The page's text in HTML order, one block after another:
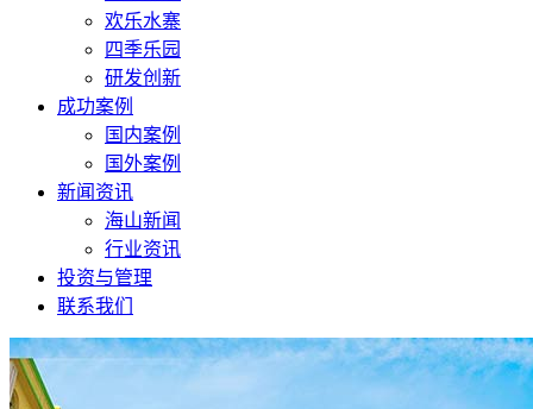
欢乐水寨
四季乐园
研发创新
成功案例
国内案例
国外案例
新闻资讯
海山新闻
行业资讯
投资与管理
联系我们